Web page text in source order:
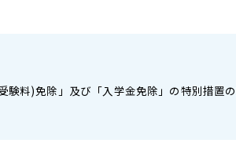
料)免除」及び「入学金免除」の特別措置